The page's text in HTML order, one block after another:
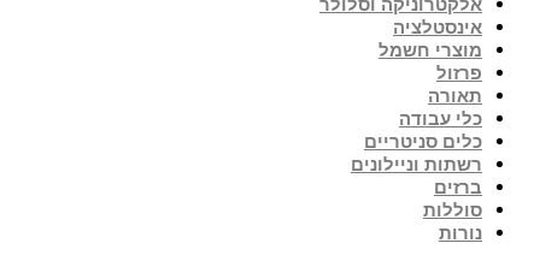
אלקטרוניקה וסלולר
אינסטלציה
מוצרי חשמל
פרזול
תאורה
כלי עבודה
כלים סניטריים
רשתות וניילונים
ברזים
סוללות
נורות